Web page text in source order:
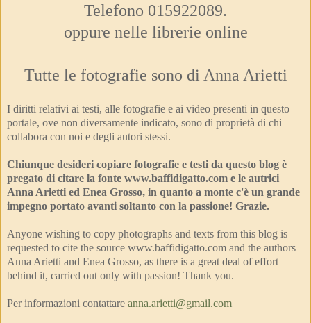
Telefono 015922089.
oppure nelle librerie online
Tutte le fotografie sono di Anna Arietti
I diritti relativi ai testi, alle fotografie e ai video presenti in questo
portale, ove non diversamente indicato, sono di proprietà di chi
collabora con noi e degli autori stessi.
Chiunque desideri copiare fotografie e testi da questo blog è
pregato di citare la fonte www.baffidigatto.com e le autrici
Anna Arietti ed Enea Grosso, in quanto a monte c'è un grande
impegno portato avanti soltanto con la passione! Grazie.
Anyone wishing to copy photographs and texts from this blog is
requested to cite the source www.baffidigatto.com and the authors
Anna Arietti and Enea Grosso, as there is a great deal of effort
behind it, carried out only with passion! Thank you.
Per informazioni contattare anna.arietti@gmail.com